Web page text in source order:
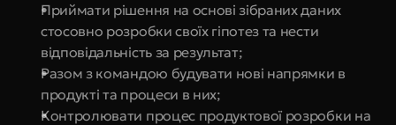
Приймати рішення на основі зібраних даних
стосовно розробки своїх гіпотез та нести
відповідальність за результат;
Разом з командою будувати нові напрямки в
продукті та процеси в них;
Контролювати процес продуктової розробки на